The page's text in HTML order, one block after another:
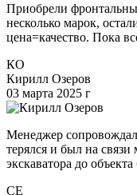
Приобрели
несколько марок,
цена=качество. Пока
КО
Кирилл Озеров
03 марта 2025 г
Менеджер сопровождал
терялся и был на связи
экскаватора до
СЕ